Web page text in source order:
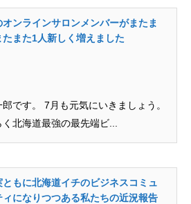
オンラインサロンメンバーがまたま
たまた1人新しく増えました
です。 7月も元気にいきましょう。
北海道最強の最先端ビ...
ともに北海道イチのビジネスコミュ
ィになりつつある私たちの近況報告